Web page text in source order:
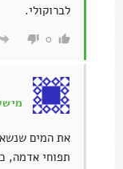
לברוקולי.
0
את המים
תפוחי אדמה,